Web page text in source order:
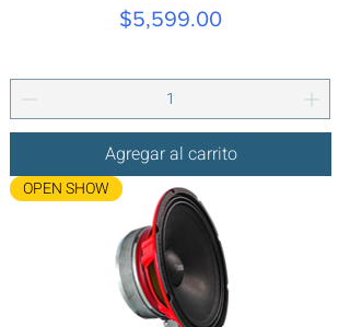
Precio
$5,599.00
Agregar al carrito
OPEN SHOW